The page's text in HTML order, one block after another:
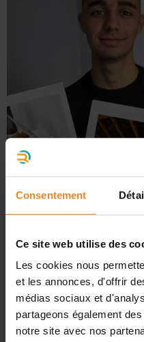
Consentement
Ce site web utilise des
Les cookies nous
et les annonces, d'offrir
médias sociaux et
partageons également
notre site avec nos
Zoom sur Thomas, notre
Depuis plusieurs mois,
notre expert placo, et
motivation, sa rigueur et
la pose de sols, avec déjà
Rafraîchir
travaux?